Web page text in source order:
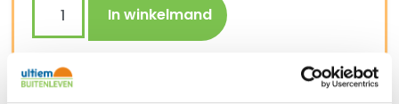
In winkelmand
Gratis verzending vanaf €250,-*